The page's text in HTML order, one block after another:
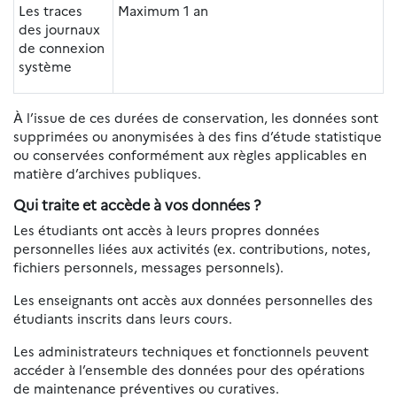
Les traces
des journaux
de connexion
système
Maximum 1 an
À l’issue de ces durées de conservation, les données sont
supprimées ou anonymisées à des fins d’étude statistique
ou conservées conformément aux règles applicables en
matière d’archives publiques.
Qui traite et accède à vos données ?
Les étudiants ont accès à leurs propres données
personnelles liées aux activités (ex. contributions, notes,
fichiers personnels, messages personnels).
Les enseignants ont accès aux données personnelles des
étudiants inscrits dans leurs cours.
Les administrateurs techniques et fonctionnels peuvent
accéder à l’ensemble des données pour des opérations
de maintenance préventives ou curatives.